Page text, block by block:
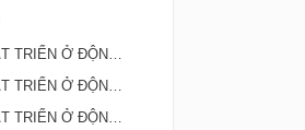
SINH TRƯỞNG VÀ PHÁT TRIỂN Ở ĐỘNG VẬT - BÀI TẬP TRẮC NGHIỆM TRANG 83
SINH TRƯỞNG VÀ PHÁT TRIỂN Ở ĐỘNG VẬT - BÀI TẬP TỰ GIẢI TRANG 82
SINH TRƯỞNG VÀ PHÁT TRIỂN Ở ĐỘNG VẬT - BÀI TẬP CÓ LỜI GIẢI TRANG 79